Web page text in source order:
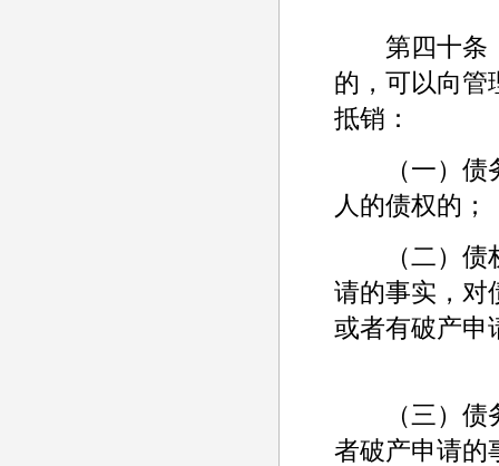
第四十条
的，可以向管
抵销：
（一）债务
人的债权的；
（二）债权
请的事实，对
或者有破产申
（三）债务
者破产申请的